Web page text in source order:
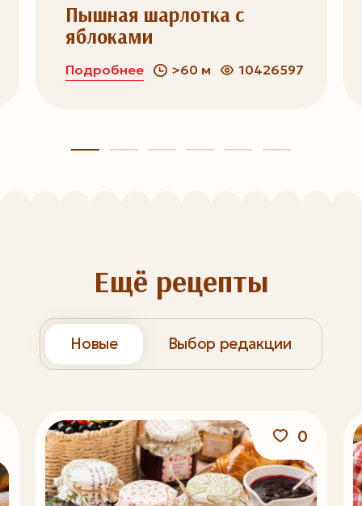
Пышная шарлотка с
яблоками
Подробнее >60 м 10426597
Ещё рецепты
Новые Выбор редакции
0